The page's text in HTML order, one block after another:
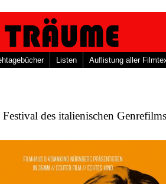
Listen Auflistung aller
des italienischen